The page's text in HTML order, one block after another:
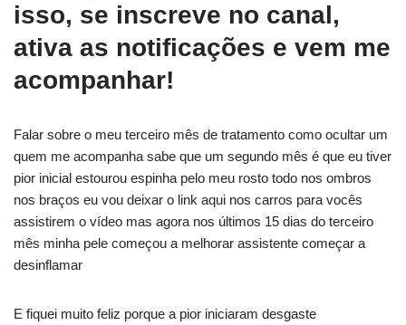
isso, se inscreve no canal,
ativa as notificações e vem me
acompanhar!
Falar sobre o meu terceiro mês de tratamento como ocultar um
quem me acompanha sabe que um segundo mês é que eu tiver
pior inicial estourou espinha pelo meu rosto todo nos ombros
nos braços eu vou deixar o link aqui nos carros para vocês
assistirem o vídeo mas agora nos últimos 15 dias do terceiro
mês minha pele começou a melhorar assistente começar a
desinflamar
E fiquei muito feliz porque a pior iniciaram desgaste